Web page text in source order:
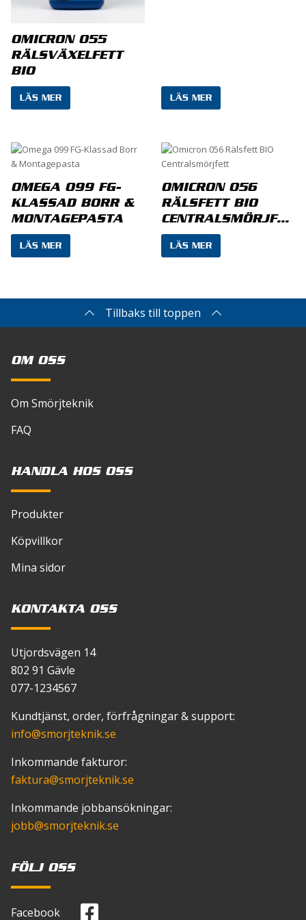
Namn*
E-post*
Spara mitt namn, min e-postadress och
webbplats i denna webbläsare till nästa gång jag
OMICRON 055
RÄLSVÄXELFETT
BIO
LÄS MER LÄS MER
OMEGA 099 FG-
KLASSAD BORR &
MONTAGEPASTA
LÄS MER
OMICRON 056
RÄLSFETT BIO
CENTRALSMÖRJFETT
LÄS MER
Tillbaks till toppen
OM OSS
Om Smörjteknik
FAQ
HANDLA HOS OSS
Produkter
Köpvillkor
Mina sidor
KONTAKTA OSS
Utjordsvägen 14
802 91 Gävle
077-1234567
Kundtjänst, order, förfrågningar & support:
info@smorjteknik.se
Inkommande fakturor:
faktura@smorjteknik.se
Inkommande jobbansökningar:
jobb@smorjteknik.se
FÖLJ OSS
Facebook